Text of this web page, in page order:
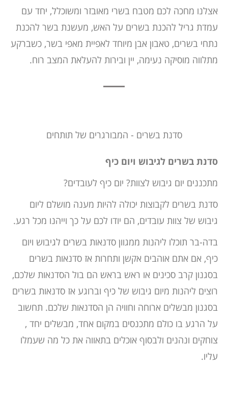
אצלנו מחכה לכם מטבח בשרי מאובזר ומשוכלל, יחד עם
עמדת גריל להכנת בשרים על האש, מעשנת בשר להכנת
נתחי בשרים, טאבון אבן מיוחד לאפיית מאפי בשר, כשברקע
מתלווה מוסיקה נעימה, יין ובירות להעלאת המצב רוח.
סדנת בשרים - המבורגרים של תותחים
סדנת בשרים לגיבוש ויום כיף
מתכננים יום גיבוש לצוות? יום כיף לעובדים?
סדנת בשרים לקבוצות יכולה להיות מענה מושלם ליום
גיבוש של צוות עובדים, הם יודו לכם על כך וייהנו מכל רגע.
בדה-בר תוכלו ליהנות ממגוון סדנאות בשרים לגיבוש ויום
כיף, אם אתם אוהבים אקשן ותחרות אז סדנאות בשרים
בסגנון קרב סכינים או ראש בראש הם בול הסדנאות שלכם,
רוצים ליהנות מיום גיבוש של כיף וברוגע אז סדנאות בשרים
בסגנון מבשלים ארוחה וחוויה הן הסדנאות שלכם. תחשוב
על הרגע בו כולם מתכנסים במקום אחד, מבשלים יחד ,
צוחקים ונהנים ולבסוף אוכלים בתאווה את כל מה שעמלו
עליו.